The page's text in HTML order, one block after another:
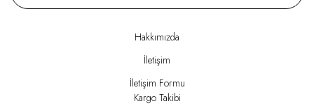
Hakkımızda
İletişim
İletişim Formu
Kargo Takibi